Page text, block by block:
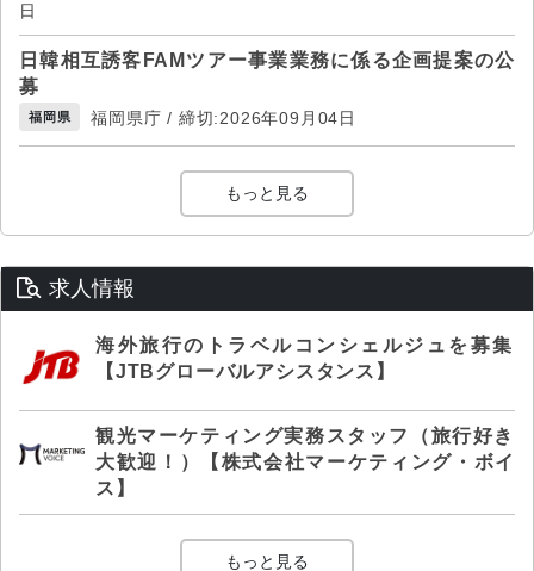
日
日韓相互誘客FAMツアー事業業務に係る企画提案の公
募
福岡県 福岡県庁 / 締切:2026年09月04日
もっと見る
求人情報
海外旅行のトラベルコンシェルジュを募集
【JTBグローバルアシスタンス】
観光マーケティング実務スタッフ（旅行好き
大歓迎！）【株式会社マーケティング・ボイ
ス】
もっと見る